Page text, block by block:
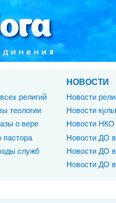
религий
теологии
о вере
пастора
служб
НОВОСТИ
Новости
Новости
Новости НКО
Новости ДО
Новости ДО
Новости ДО